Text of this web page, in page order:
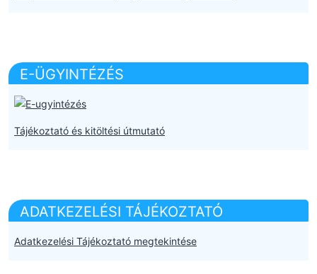
E-ÜGYINTÉZÉS
Tájékoztató és kitöltési útmutató
ADATKEZELÉSI TÁJÉKOZTATÓ
Adatkezelési Tájékoztató megtekintése